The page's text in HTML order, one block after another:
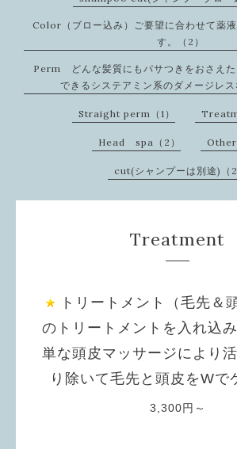
Color（ブロー込み）ご要望に合わせて薬
す。（2）
Perm どんな髪質にもパサつきをおさえた
できるシステアミン系のダメージレス
Straight perm（1）
Head spa（2） Other
cut(シャンプーは別途)（2
Treatment
トリートメント（毛先＆
のトリートメントを入れ込
単な頭皮マッサージにより
り除いて毛先と頭皮をWで
3,300円～